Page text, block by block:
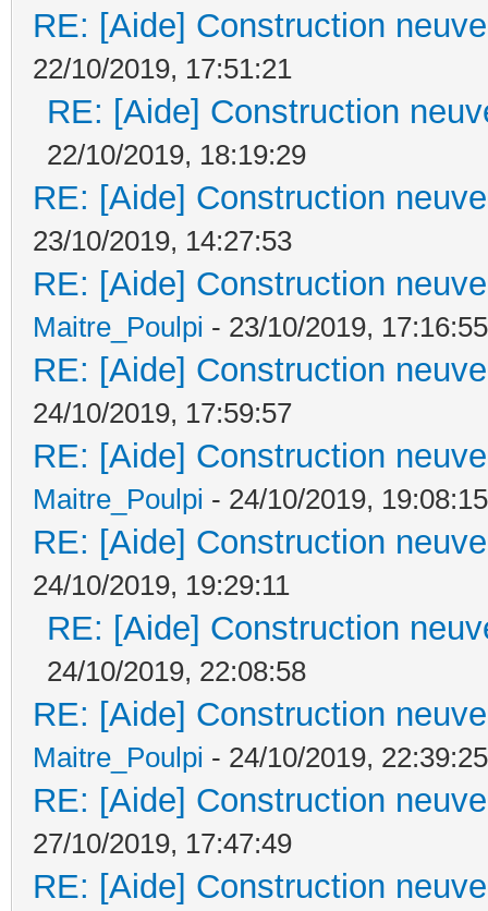
RE: [Aide] Construction
22/10/2019, 17:51:21
RE: [Aide] Construction
22/10/2019, 18:19:29
RE: [Aide] Construction
23/10/2019, 14:27:53
RE: [Aide] Construction
Maitre_Poulpi - 23/10/2019, 17:16:55
RE: [Aide] Construction
24/10/2019, 17:59:57
RE: [Aide] Construction
Maitre_Poulpi - 24/10/2019, 19:08:15
RE: [Aide] Construction
24/10/2019, 19:29:11
RE: [Aide] Construction
24/10/2019, 22:08:58
RE: [Aide] Construction
Maitre_Poulpi - 24/10/2019, 22:39:25
RE: [Aide] Construction
27/10/2019, 17:47:49
RE: [Aide] Construction